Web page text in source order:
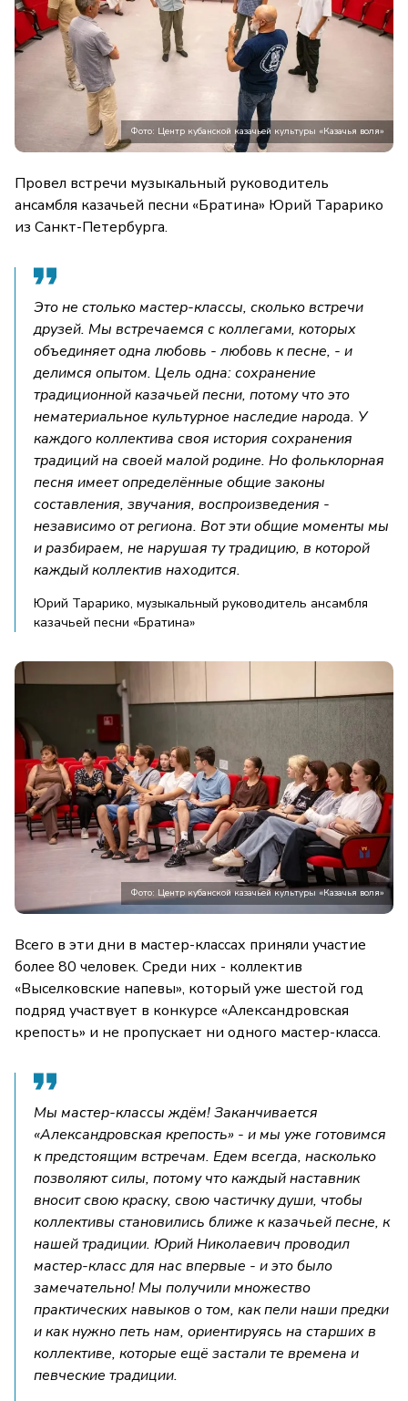
Фото: Центр кубанской казачьей культуры «Казачья воля»
Провел встречи музыкальный руководитель
ансамбля казачьей песни «Братина» Юрий Тарарико
из Санкт-Петербурга.
Это не столько мастер-классы, сколько встречи
друзей. Мы встречаемся с коллегами, которых
объединяет одна любовь - любовь к песне, - и
делимся опытом. Цель одна: сохранение
традиционной казачьей песни, потому что это
нематериальное культурное наследие народа. У
каждого коллектива своя история сохранения
традиций на своей малой родине. Но фольклорная
песня имеет определённые общие законы
составления, звучания, воспроизведения -
независимо от региона. Вот эти общие моменты мы
и разбираем, не нарушая ту традицию, в которой
каждый коллектив находится.
Юрий Тарарико, музыкальный руководитель ансамбля
казачьей песни «Братина»
Фото: Центр кубанской казачьей культуры «Казачья воля»
Всего в эти дни в мастер-классах приняли участие
более 80 человек. Среди них - коллектив
«Выселковские напевы», который уже шестой год
подряд участвует в конкурсе «Александровская
крепость» и не пропускает ни одного мастер-класса.
Мы мастер-классы ждём! Заканчивается
«Александровская крепость» - и мы уже готовимся
к предстоящим встречам. Едем всегда, насколько
позволяют силы, потому что каждый наставник
вносит свою краску, свою частичку души, чтобы
коллективы становились ближе к казачьей песне, к
нашей традиции. Юрий Николаевич проводил
мастер-класс для нас впервые - и это было
замечательно! Мы получили множество
практических навыков о том, как пели наши предки
и как нужно петь нам, ориентируясь на старших в
коллективе, которые ещё застали те времена и
певческие традиции.